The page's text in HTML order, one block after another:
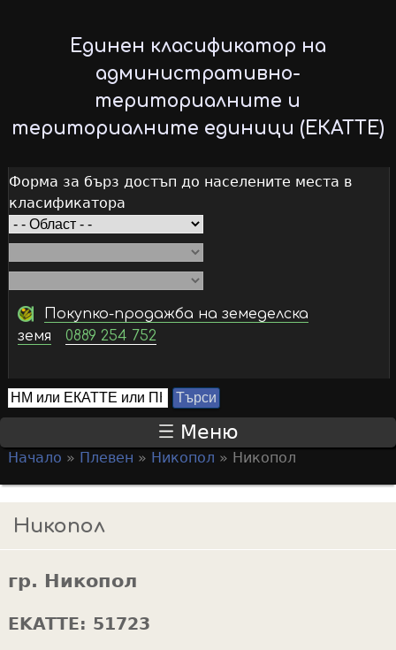
to
main
content
Единен класификатор на
административно-
териториалните и
териториалните единици (ЕКАТТЕ)
Форма за бърз достъп до населените места в
класификатора
Покупко-продажба на земеделска
земя
0889 254 752
S
e
r
c
h
f
r
Т
ъ
с
и
Меню
o
u
r
e
Начало » Плевен » Никопол » Никопол
Никопол
гр. Никопол
EKATTE: 51723